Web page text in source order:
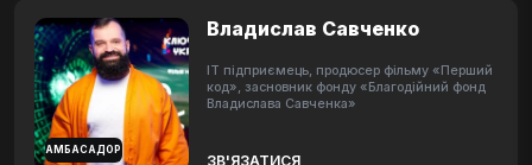
АМБАСАДОР
Владислав Савченко
ІТ підприємець, продюсер фільму «Перший
код», засновник фонду «Благодійний фонд
Владислава Савченка»
ЗВ'ЯЗАТИСЯ